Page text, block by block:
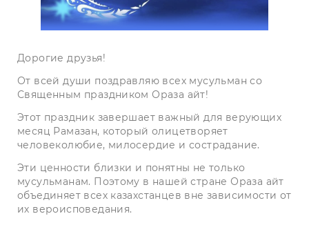
Дорогие друзья!
От всей души поздравляю всех мусульман со
Священным праздником Ораза айт!
Этот праздник завершает важный для верующих
месяц Рамазан, который олицетворяет
человеколюбие, милосердие и сострадание.
Эти ценности близки и понятны не только
мусульманам. Поэтому в нашей стране Ораза айт
объединяет всех казахстанцев вне зависимости от
их вероисповедания.